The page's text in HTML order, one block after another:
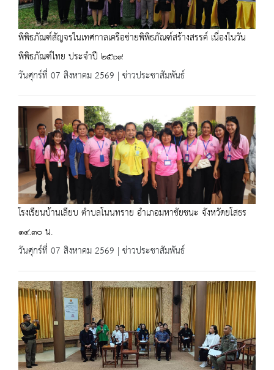
พิพิธภัณฑ์สัญจรในเทศกาลเครือข่ายพิพิธภัณฑ์สร้างสรรค์ เนื่องในวัน
พิพิธภัณฑ์ไทย ประจำปี ๒๕๖๙
วันศุกร์ที่ 07 สิงหาคม 2569 | ข่าวประชาสัมพันธ์
โรงเรียนบ้านเลียบ ตำบลโนนทราย อำเภอมหาชัยชนะ จังหวัดยโสธร
๑๔.๓๐ น.
วันศุกร์ที่ 07 สิงหาคม 2569 | ข่าวประชาสัมพันธ์